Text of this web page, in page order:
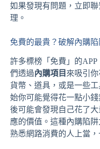
如果發現有問題，立即
理。
免費的最貴？破解內購
許多標榜「免費」的
們透過內購項目 來吸引
貨幣、道具，或是一些
始你可能覺得花一點小
後可能會發現自己花了
應的價值。這種內購陷
熟悉網路消費的人上當